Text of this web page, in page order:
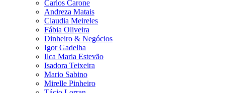
Carlos Carone
Andreza Matais
Claudia Meireles
Fábia Oliveira
Dinheiro & Negócios
Igor Gadelha
Ilca Maria Estevão
Isadora Teixeira
Mario Sabino
Mirelle Pinheiro